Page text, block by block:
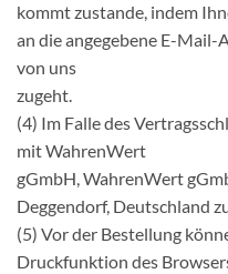
kommt zustande, indem
an die angegebene E-Mail-
von uns
zugeht.
(4) Im Falle des
mit WahrenWert
gGmbH, WahrenWert
Deggendorf, Deutschland
(5) Vor der Bestellung
Druckfunktion des